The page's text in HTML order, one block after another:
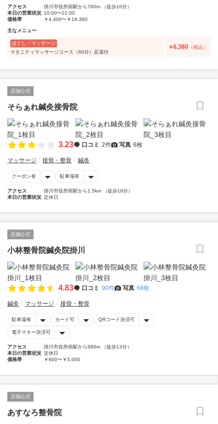
アクセス
掛川市役所前駅から760m （徒歩10分）
本日の営業状況 10:00〜21:00
価格帯
￥4,400〜￥19,360
主なメニュー
ほぐし・マッサージ
マタニティマッサージコース（60分）足湯付
￥6,380 （税込）
店舗公式
そらぁれ鍼灸接骨院
3.23 口コミ 2件 写真 6枚
マッサージ 接骨・整骨 鍼灸
クーポン有 駐車場有
アクセス
掛川市役所前駅から1.5km （徒歩19分）
本日の営業状況 定休日
店舗公式
小林整骨院鍼灸院掛川
4.83 口コミ 90件 写真 68枚
鍼灸 マッサージ 接骨・整骨
駐車場有 カード可 QRコード決済可
電子マネー決済可
アクセス
掛川市役所前駅から990m （徒歩13分）
本日の営業状況 定休日
価格帯
￥600〜￥5,000
店舗公式
あすなろ整骨院